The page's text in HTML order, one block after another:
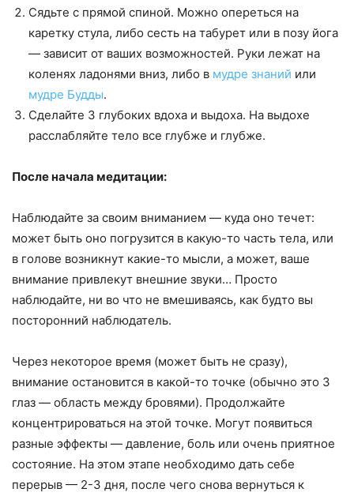
Сядьте с прямой спиной. Можно опереться на
каретку стула, либо сесть на табурет или в позу йога
— зависит от ваших возможностей. Руки лежат на
коленях ладонями вниз, либо в мудре знаний или
мудре Будды.
Сделайте 3 глубоких вдоха и выдоха. На выдохе
расслабляйте тело все глубже и глубже.
После начала медитации:
Наблюдайте за своим вниманием — куда оно течет:
может быть оно погрузится в какую-то часть тела, или
в голове возникнут какие-то мысли, а может, ваше
внимание привлекут внешние звуки… Просто
наблюдайте, ни во что не вмешиваясь, как будто вы
посторонний наблюдатель.
Через некоторое время (может быть не сразу),
внимание остановится в какой-то точке (обычно это 3
глаз — область между бровями). Продолжайте
концентрироваться на этой точке. Могут появиться
разные эффекты — давление, боль или очень приятное
состояние. На этом этапе необходимо дать себе
перерыв — 2-3 дня, после чего снова вернуться к